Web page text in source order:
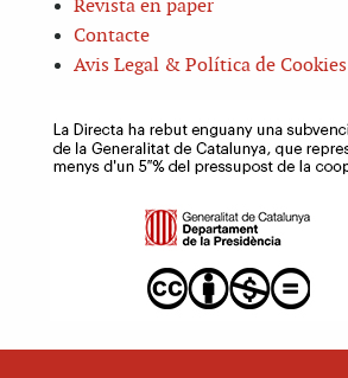
Revista en paper
Contacte
Avis Legal & Política de Cookies